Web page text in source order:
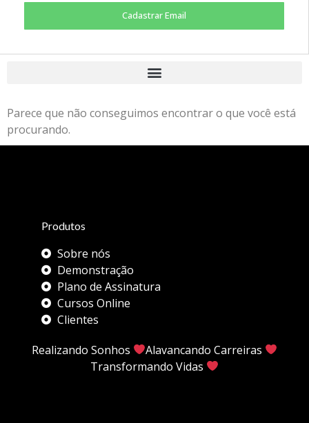
Cadastrar Email
Parece que não conseguimos encontrar o que você está
procurando.
Produtos
Sobre nós
Demonstração
Plano de Assinatura
Cursos Online
Clientes
Realizando Sonhos
Alavancando Carreiras
Transformando Vidas